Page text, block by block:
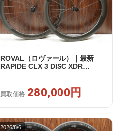
ROVAL（ロヴァール）｜最新
RAPIDE CLX 3 DISC XDR
買取価格 280,000円
2026/8/6